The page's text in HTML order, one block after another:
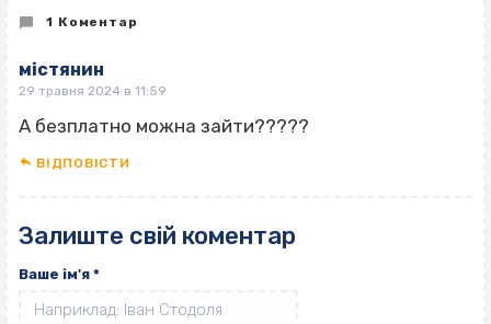
1 Коментар
містянин
29 травня 2024 в 11:59
А безплатно можна зайти?????
ВІДПОВІCТИ
Залиште свій коментар
Ваше ім'я *